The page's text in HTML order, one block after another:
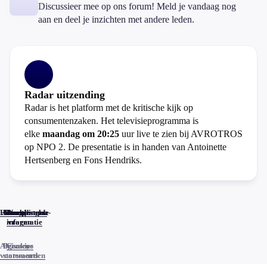
Discussieer mee op ons forum! Meld je vandaag nog
aan en deel je inzichten met andere leden.
Radar uitzending
Radar is het platform met de kritische kijk op
consumentenzaken. Het televisieprogramma is
elke maandag om 20:25 uur live te zien bij AVROTROS
op NPO 2. De presentatie is in handen van Antoinette
Hertsenberg en Fons Hendriks.
Home
Actueel
Uitzendingen
Reacties
Programma-
informatie
Veelgestelde
vragen
Algemene
voorwaarden
Privacy
statements
Cookies